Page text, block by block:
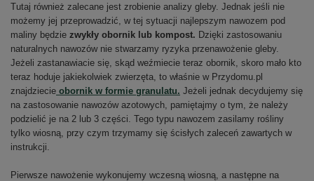
Tutaj również zalecane jest zrobienie analizy gleby. Jednak jeśli nie
możemy jej przeprowadzić, w tej sytuacji najlepszym nawozem pod
maliny będzie zwykły obornik lub kompost. Dzięki zastosowaniu
naturalnych nawozów nie stwarzamy ryzyka przenawożenie gleby.
Jeżeli zastanawiacie się, skąd weźmiecie teraz obornik, skoro mało kto
teraz hoduje jakiekolwiek zwierzęta, to właśnie w Przydomu.pl
znajdziecie obornik w formie granulatu. Jeżeli jednak decydujemy się
na zastosowanie nawozów azotowych, pamiętajmy o tym, że należy
podzielić je na 2 lub 3 części. Tego typu nawozem zasilamy rośliny
tylko wiosną, przy czym trzymamy się ścisłych zaleceń zawartych w
instrukcji.
Pierwsze nawożenie wykonujemy wczesną wiosną, a następne na